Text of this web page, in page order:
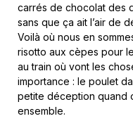
carrés de chocolat des
sans que ça ait l’air de
Voilà où nous en
risotto aux cèpes pour
au train où vont les
importance : le poulet
petite déception quand
ensemble.